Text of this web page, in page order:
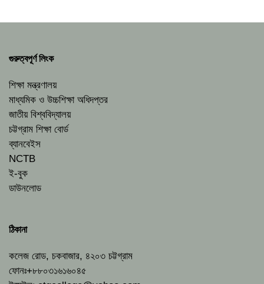
গুরুত্বপূর্ণ লিংক
শিক্ষা মন্ত্রণালয়
মাধ্যমিক ও উচ্চশিক্ষা অধিদপ্তর
জাতীয় বিশ্ববিদ্যালয়
চট্টগ্রাম শিক্ষা বোর্ড
ব্যানবেইস
NCTB
ই-বুক
ডাউনলোড
ঠিকানা
কলেজ রোড, চকবাজার, ৪২০৩ চট্টগ্রাম
ফোনঃ+৮৮০৩১৬১৬০৪৫